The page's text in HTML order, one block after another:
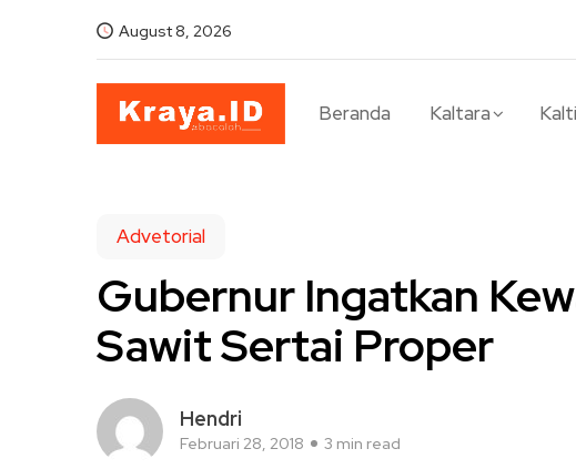
August 8, 2026
Beranda Kaltara
Advetorial
Gubernur Ingatkan
Sawit Sertai Proper
Hendri
Februari 28, 2018 3 min read